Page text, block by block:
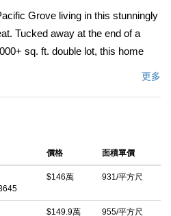
Grove living in this stunningly
Tucked away at the end of a
sq. ft. double lot, this home
kitchen with premium finishes
a versatile bonus room perfect for
is ample space for every
a newer furnace, tankless
ensure effortless comfort.
更多
價格 面積單價
$146萬 931/平方尺
$149.9萬 955/平方尺